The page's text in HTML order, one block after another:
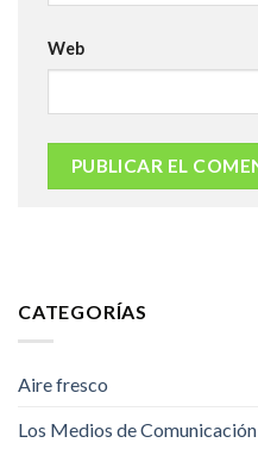
Web
CATEGORÍAS
Aire fresco
Los Medios de Comunicación